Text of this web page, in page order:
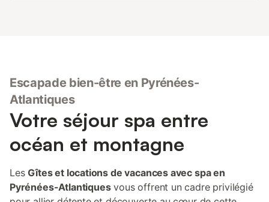
Escapade bien-être en Pyrénées-
Atlantiques
Votre séjour spa entre
océan et montagne
LesGîtes et locations de vacances avec spa en
Pyrénées-Atlantiquesvous offrent un cadre privilégié